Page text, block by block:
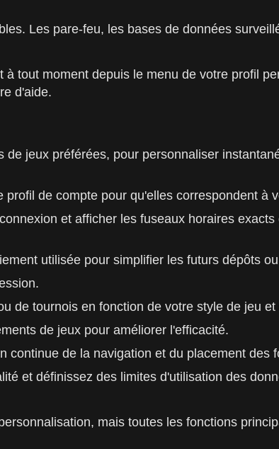
Les pare-feu, les bases de données
tout moment depuis le menu de votre profil
d'aide.
jeux préférées, pour personnaliser
de compte pour qu'elles correspondent à
et afficher les fuseaux horaires
utilisée pour simplifier les futurs dépôts
de tournois en fonction de votre style de jeu
de jeux pour améliorer l'efficacité.
de la navigation et du placement des
et définissez des limites d'utilisation des
mais toutes les fonctions